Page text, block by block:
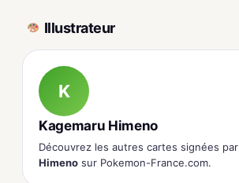
Illustrateur
K
Kagemaru Himeno
Découvrez les autres cartes signées par
Himeno sur Pokemon-France.com.